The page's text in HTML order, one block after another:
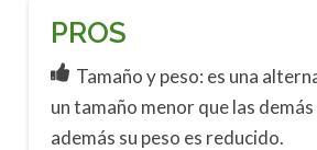
PROS
Tamaño y peso: es una
un tamaño menor que las
además su peso es reducido.